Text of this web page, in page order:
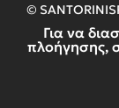
Για να
πλοήγησης,
©